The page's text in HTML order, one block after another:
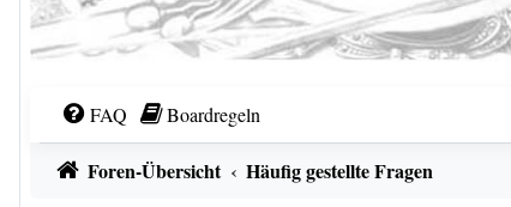
FAQ Boardregeln
Foren-Übersicht Häufig gestellte Fragen